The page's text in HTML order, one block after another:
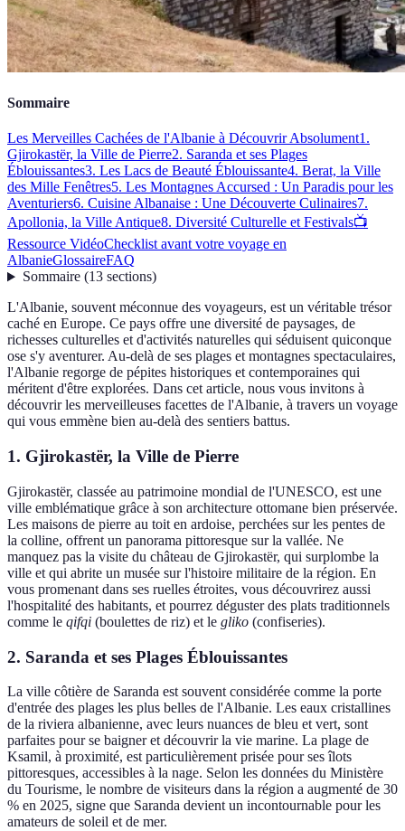
Sommaire
Les Merveilles Cachées de l'Albanie à Découvrir Absolument1.
Gjirokastër, la Ville de Pierre2. Saranda et ses Plages
Éblouissantes3. Les Lacs de Beauté Éblouissante4. Berat, la Ville
des Mille Fenêtres5. Les Montagnes Accursed : Un Paradis pour les
Aventuriers6. Cuisine Albanaise : Une Découverte Culinaires7.
Apollonia, la Ville Antique8. Diversité Culturelle et Festivals📺
Ressource VidéoChecklist avant votre voyage en
AlbanieGlossaireFAQ
Sommaire(13 sections)
L'Albanie, souvent méconnue des voyageurs, est un véritable trésor
caché en Europe. Ce pays offre une diversité de paysages, de
richesses culturelles et d'activités naturelles qui séduisent quiconque
ose s'y aventurer. Au-delà de ses plages et montagnes spectaculaires,
l'Albanie regorge de pépites historiques et contemporaines qui
méritent d'être explorées. Dans cet article, nous vous invitons à
découvrir les merveilleuses facettes de l'Albanie, à travers un voyage
qui vous emmène bien au-delà des sentiers battus.
1. Gjirokastër, la Ville de Pierre
Gjirokastër, classée au patrimoine mondial de l'UNESCO, est une
ville emblématique grâce à son architecture ottomane bien préservée.
Les maisons de pierre au toit en ardoise, perchées sur les pentes de
la colline, offrent un panorama pittoresque sur la vallée. Ne
manquez pas la visite du château de Gjirokastër, qui surplombe la
ville et qui abrite un musée sur l'histoire militaire de la région. En
vous promenant dans ses ruelles étroites, vous découvrirez aussi
l'hospitalité des habitants, et pourrez déguster des plats traditionnels
comme le qifqi (boulettes de riz) et le gliko (confiseries).
2. Saranda et ses Plages Éblouissantes
La ville côtière de Saranda est souvent considérée comme la porte
d'entrée des plages les plus belles de l'Albanie. Les eaux cristallines
de la riviera albanienne, avec leurs nuances de bleu et vert, sont
parfaites pour se baigner et découvrir la vie marine. La plage de
Ksamil, à proximité, est particulièrement prisée pour ses îlots
pittoresques, accessibles à la nage. Selon les données du Ministère
du Tourisme, le nombre de visiteurs dans la région a augmenté de 30
% en 2025, signe que Saranda devient un incontournable pour les
amateurs de soleil et de mer.